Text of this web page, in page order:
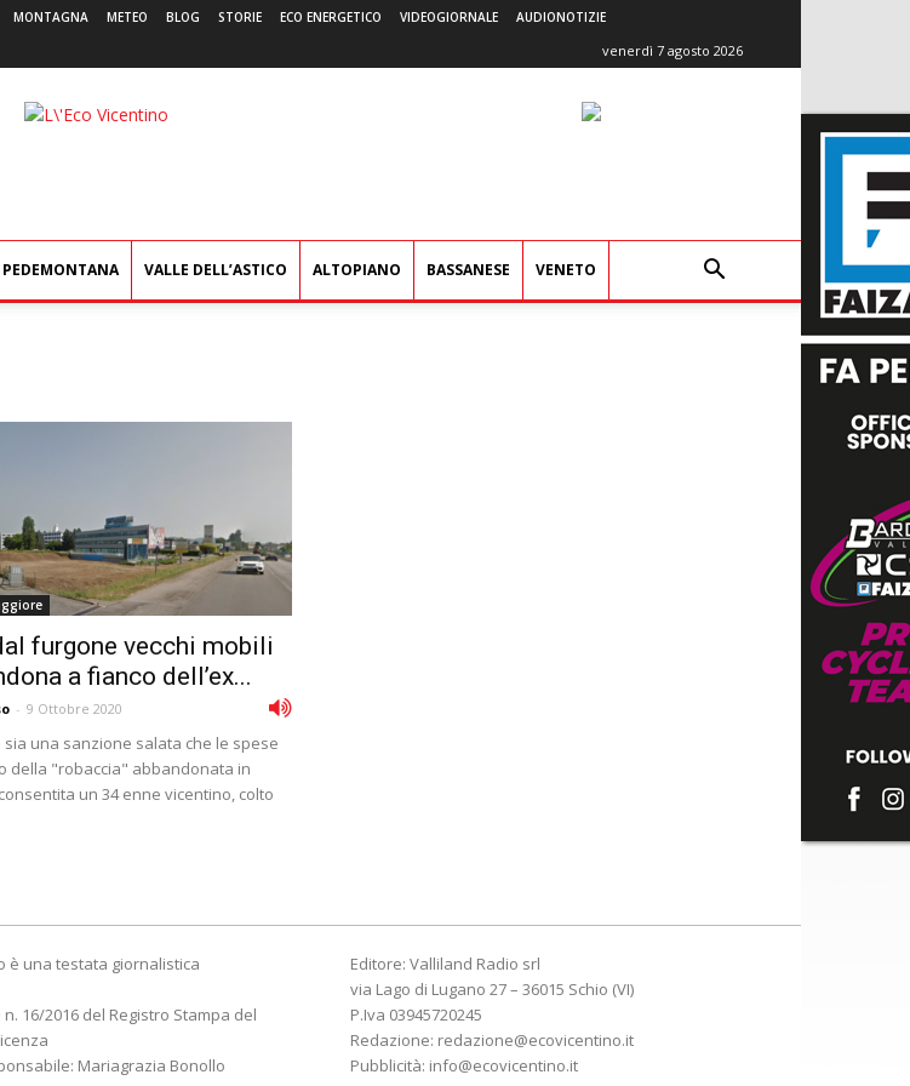
MONTAGNA METEO BLOG STORIE ECO ENERGETICO VIDEOGIORNALE AUDIONOTIZIE
venerdì 7 agosto 2026
L'Eco
PEDEMONTANA VALLE DELL’ASTICO ALTOPIANO BASSANESE VENETO
furgone vecchi mobili
a fianco dell’ex...
- 9 Ottobre 2020
sia una sanzione salata che le spese
della "robaccia" abbandonata in
un 34 enne vicentino, colto
è una testata giornalistica
16/2016 del Registro Stampa del
Mariagrazia Bonollo
Editore: Valliland Radio srl
via Lago di Lugano 27 – 36015 Schio (VI)
P.Iva 03945720245
Redazione: redazione@ecovicentino.it
Pubblicità: info@ecovicentino.it